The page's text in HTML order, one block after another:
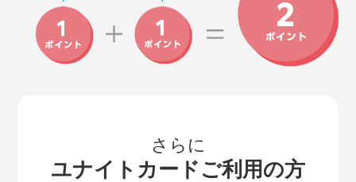
さらに
ユナイトカードご利用の方